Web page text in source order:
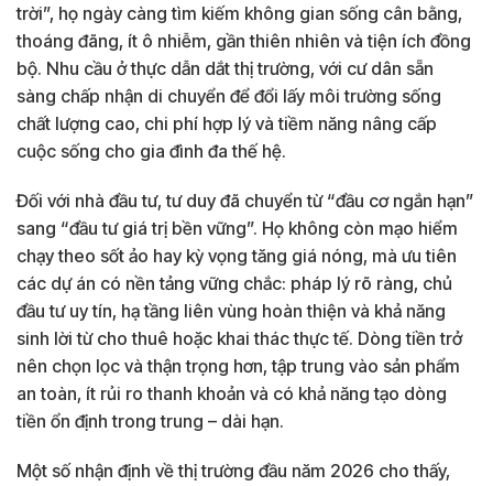
trời”, họ ngày càng tìm kiếm không gian sống cân bằng,
thoáng đãng, ít ô nhiễm, gần thiên nhiên và tiện ích đồng
bộ. Nhu cầu ở thực dẫn dắt thị trường, với cư dân sẵn
sàng chấp nhận di chuyển để đổi lấy môi trường sống
chất lượng cao, chi phí hợp lý và tiềm năng nâng cấp
cuộc sống cho gia đình đa thế hệ.
Đối với nhà đầu tư, tư duy đã chuyển từ “đầu cơ ngắn hạn”
sang “đầu tư giá trị bền vững”. Họ không còn mạo hiểm
chạy theo sốt ảo hay kỳ vọng tăng giá nóng, mà ưu tiên
các dự án có nền tảng vững chắc: pháp lý rõ ràng, chủ
đầu tư uy tín, hạ tầng liên vùng hoàn thiện và khả năng
sinh lời từ cho thuê hoặc khai thác thực tế. Dòng tiền trở
nên chọn lọc và thận trọng hơn, tập trung vào sản phẩm
an toàn, ít rủi ro thanh khoản và có khả năng tạo dòng
tiền ổn định trong trung – dài hạn.
Một số nhận định về thị trường đầu năm 2026 cho thấy,